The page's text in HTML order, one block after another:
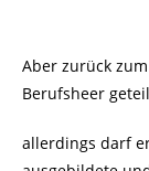
Aber zurück
Berufsheer
allerdings darf